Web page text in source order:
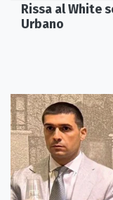
Rissa al White
Urbano